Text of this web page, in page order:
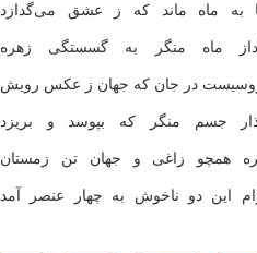
به ماه ماند كه ز عشق می‌گدازد
ماه منگر به گسستگی زهره
در جان كه جهان ز عكس رویش
جسم منگر كه بپوسد و بریزد
همچو زاغی و جهان تن زمستان
این دو ناخوش به چهار عنصر آمد